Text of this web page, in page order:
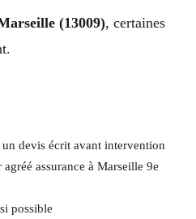
(13009), certaines
devis écrit avant intervention
assurance à Marseille 9e
possible